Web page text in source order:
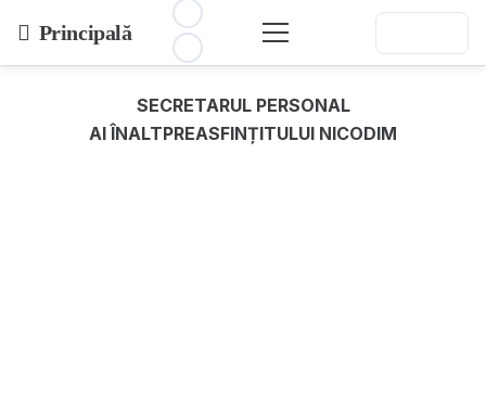
Principală
SECRETARUL PERSONAL
AI ÎNALTPREASFINȚITULUI NICODIM